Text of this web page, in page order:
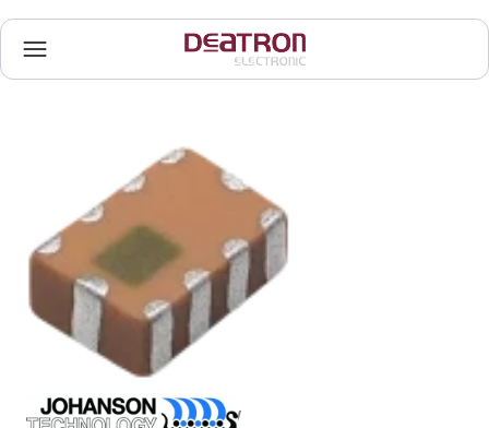
Johanson Technology